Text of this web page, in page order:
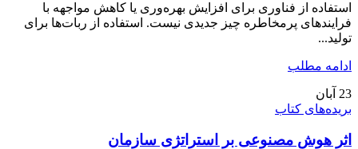
استفاده از فناوری برای افزایش بهره‌وری یا کاهش مواجهه با
فرایندهای پرمخاطره چیز جدیدی نیست. استفاده از ربات‌ها برای
تولید...
ادامه مطلب
23 آبان
بریده‌های کتاب
اثر هوش مصنوعی بر استراتژی سازمان